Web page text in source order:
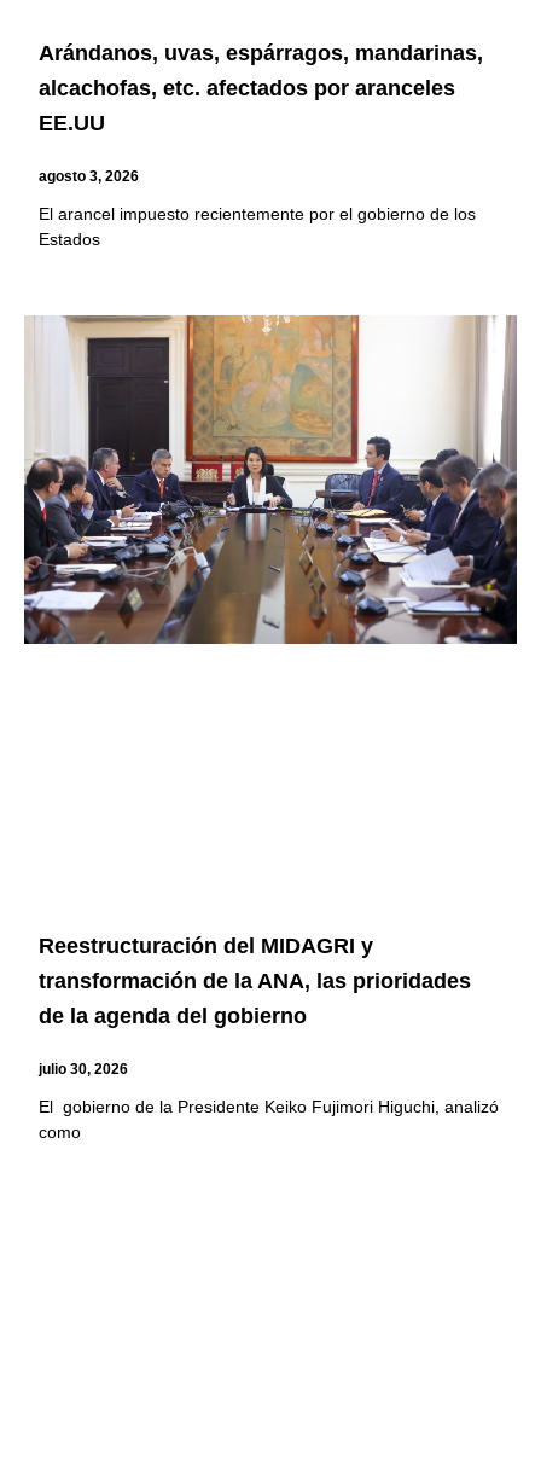
Arándanos, uvas, espárragos, mandarinas,
alcachofas, etc. afectados por aranceles
EE.UU
agosto 3, 2026
El arancel impuesto recientemente por el gobierno de los
Estados
Reestructuración del MIDAGRI y
transformación de la ANA, las prioridades
de la agenda del gobierno
julio 30, 2026
El gobierno de la Presidente Keiko Fujimori Higuchi, analizó
como